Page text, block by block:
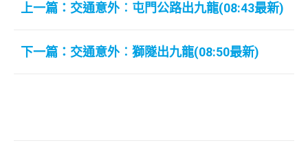
上一篇：交通意外︰屯門公路出九龍(08:43最新)
下一篇：交通意外︰獅隧出九龍(08:50最新)